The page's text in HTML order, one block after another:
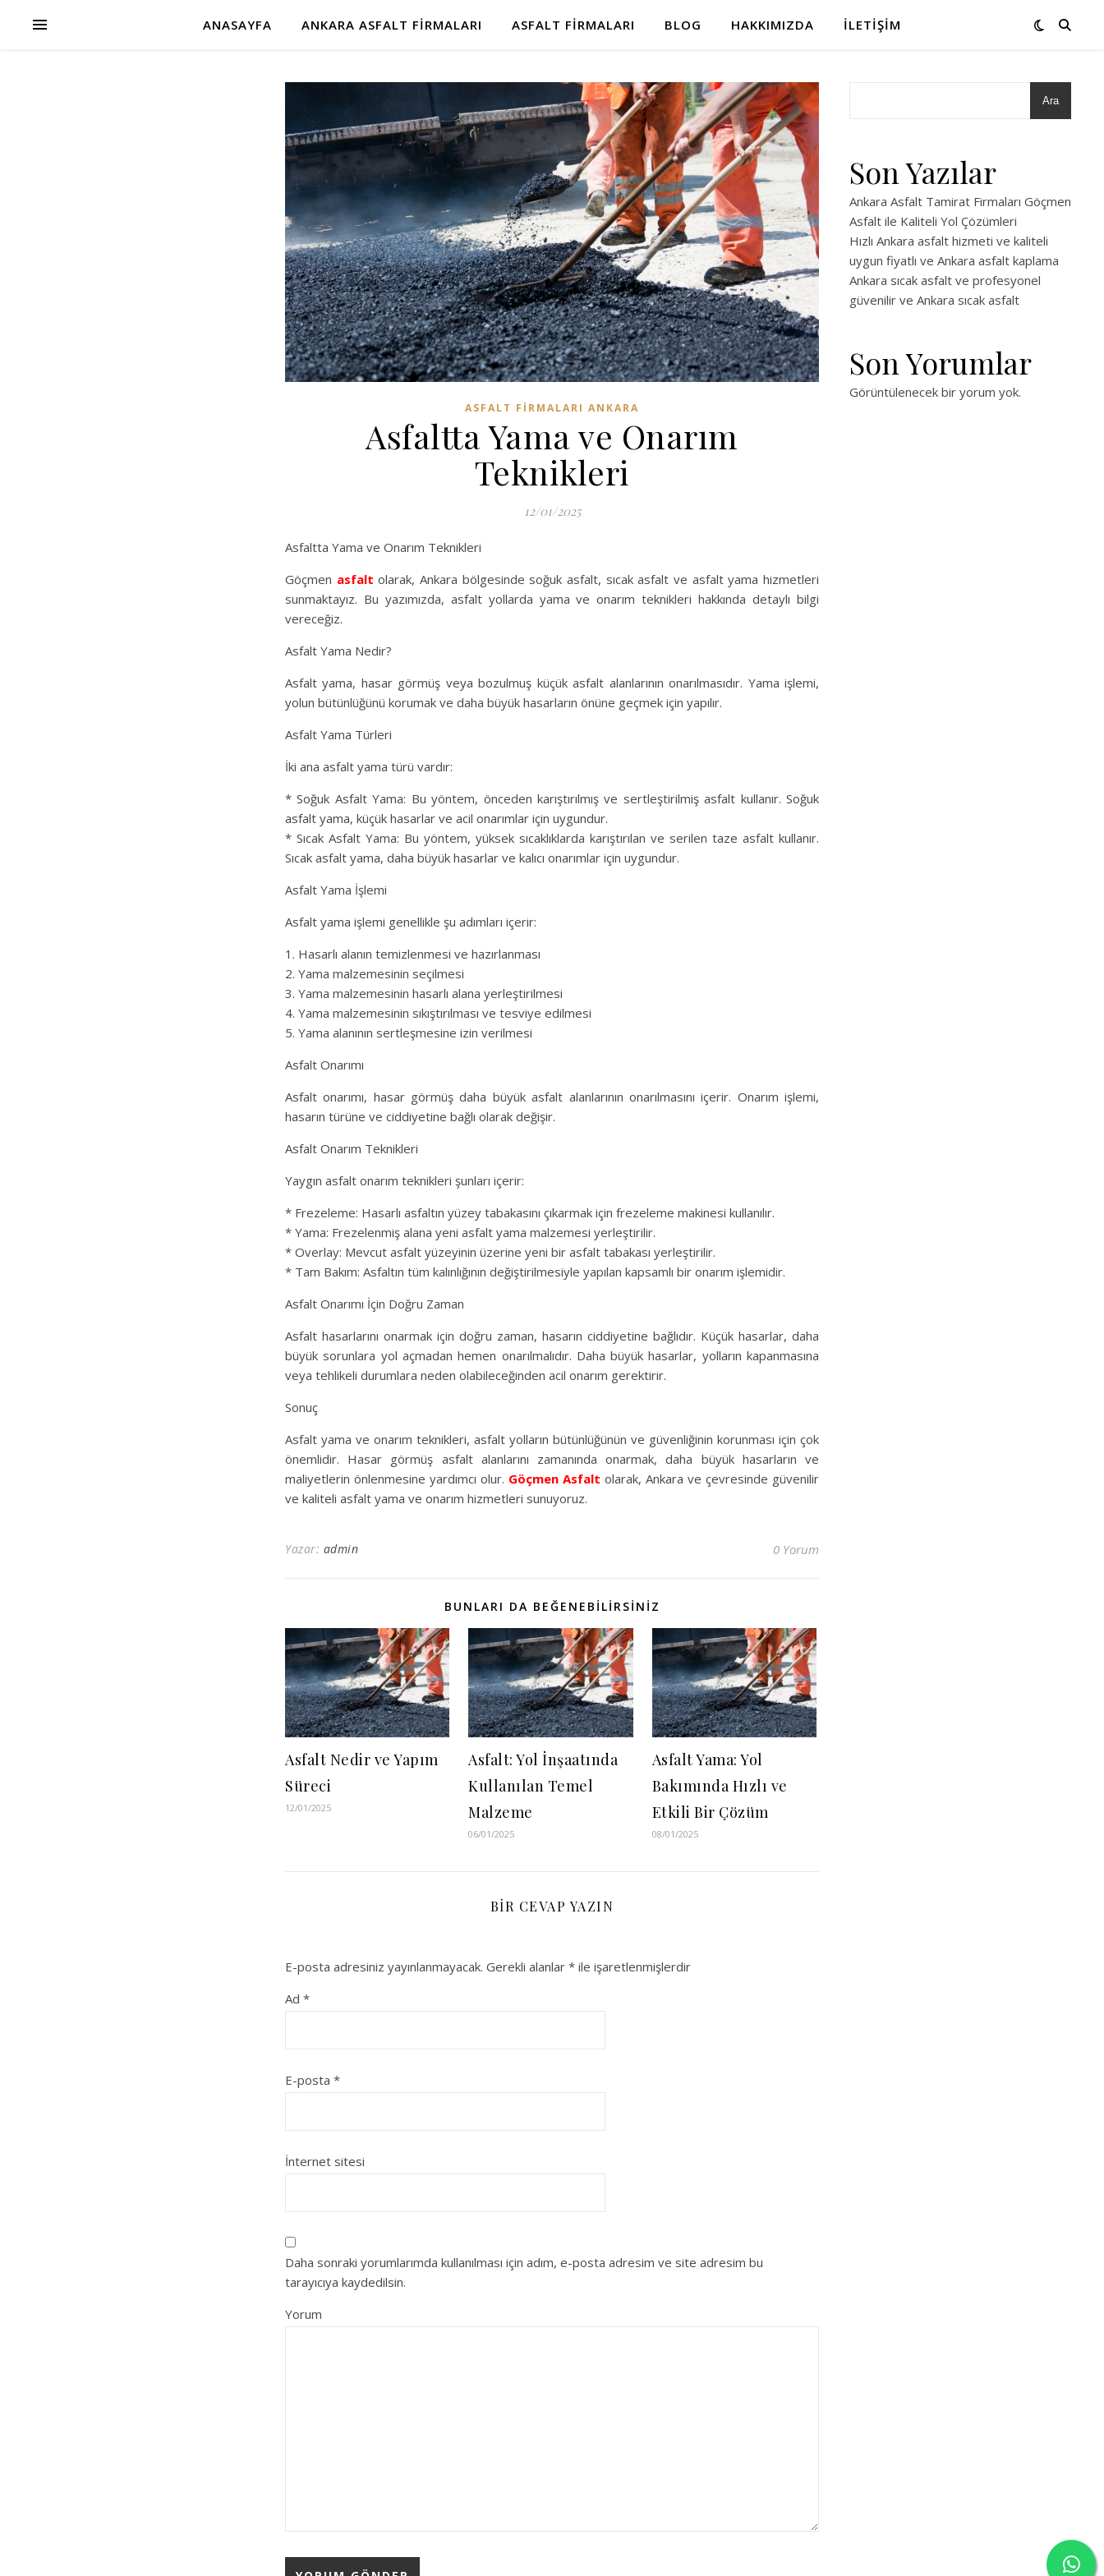
ANASAYFA ANKARA ASFALT FIRMALARI ASFALT FIRMALARI BLOG HAKKIMIZDA İLETIŞIM
ASFALT FIRMALARI ANKARA
Asfaltta Yama ve Onarım
Teknikleri
12/01/2025
Asfaltta Yama ve Onarım Teknikleri
Göçmen asfalt olarak, Ankara bölgesinde soğuk asfalt, sıcak asfalt ve asfalt yama hizmetleri
sunmaktayız. Bu yazımızda, asfalt yollarda yama ve onarım teknikleri hakkında detaylı bilgi
vereceğiz.
Asfalt Yama Nedir?
Asfalt yama, hasar görmüş veya bozulmuş küçük asfalt alanlarının onarılmasıdır. Yama işlemi,
yolun bütünlüğünü korumak ve daha büyük hasarların önüne geçmek için yapılır.
Asfalt Yama Türleri
İki ana asfalt yama türü vardır:
* Soğuk Asfalt Yama: Bu yöntem, önceden karıştırılmış ve sertleştirilmiş asfalt kullanır. Soğuk
asfalt yama, küçük hasarlar ve acil onarımlar için uygundur.
* Sıcak Asfalt Yama: Bu yöntem, yüksek sıcaklıklarda karıştırılan ve serilen taze asfalt kullanır.
Sıcak asfalt yama, daha büyük hasarlar ve kalıcı onarımlar için uygundur.
Asfalt Yama İşlemi
Asfalt yama işlemi genellikle şu adımları içerir:
1. Hasarlı alanın temizlenmesi ve hazırlanması
2. Yama malzemesinin seçilmesi
3. Yama malzemesinin hasarlı alana yerleştirilmesi
4. Yama malzemesinin sıkıştırılması ve tesviye edilmesi
5. Yama alanının sertleşmesine izin verilmesi
Asfalt Onarımı
Asfalt onarımı, hasar görmüş daha büyük asfalt alanlarının onarılmasını içerir. Onarım işlemi,
hasarın türüne ve ciddiyetine bağlı olarak değişir.
Asfalt Onarım Teknikleri
Yaygın asfalt onarım teknikleri şunları içerir:
* Frezeleme: Hasarlı asfaltın yüzey tabakasını çıkarmak için frezeleme makinesi kullanılır.
* Yama: Frezelenmiş alana yeni asfalt yama malzemesi yerleştirilir.
* Overlay: Mevcut asfalt yüzeyinin üzerine yeni bir asfalt tabakası yerleştirilir.
* Tam Bakım: Asfaltın tüm kalınlığının değiştirilmesiyle yapılan kapsamlı bir onarım işlemidir.
Asfalt Onarımı İçin Doğru Zaman
Asfalt hasarlarını onarmak için doğru zaman, hasarın ciddiyetine bağlıdır. Küçük hasarlar, daha
büyük sorunlara yol açmadan hemen onarılmalıdır. Daha büyük hasarlar, yolların kapanmasına
veya tehlikeli durumlara neden olabileceğinden acil onarım gerektirir.
Sonuç
Asfalt yama ve onarım teknikleri, asfalt yolların bütünlüğünün ve güvenliğinin korunması için çok
önemlidir. Hasar görmüş asfalt alanlarını zamanında onarmak, daha büyük hasarların ve
maliyetlerin önlenmesine yardımcı olur. Göçmen Asfalt olarak, Ankara ve çevresinde güvenilir
ve kaliteli asfalt yama ve onarım hizmetleri sunuyoruz.
Yazar: admin 0 Yorum
BUNLARI DA BEĞENEBILIRSINIZ
Asfalt Nedir ve Yapım
Süreci
12/01/2025
Asfalt: Yol İnşaatında
Kullanılan Temel
Malzeme
06/01/2025
Asfalt Yama: Yol
Bakımında Hızlı ve
Etkili Bir Çözüm
08/01/2025
BIR CEVAP YAZIN
E-posta adresiniz yayınlanmayacak. Gerekli alanlar * ile işaretlenmişlerdir
Ad *
E-posta *
İnternet sitesi
Daha sonraki yorumlarımda kullanılması için adım, e-posta adresim ve site adresim bu
tarayıcıya kaydedilsin.
Yorum
Ara
Son Yazılar
Ankara Asfalt Tamirat Firmaları Göçmen
Asfalt ile Kaliteli Yol Çözümleri
Hızlı Ankara asfalt hizmeti ve kaliteli
uygun fiyatlı ve Ankara asfalt kaplama
Ankara sıcak asfalt ve profesyonel
güvenilir ve Ankara sıcak asfalt
Son Yorumlar
Görüntülenecek bir yorum yok.